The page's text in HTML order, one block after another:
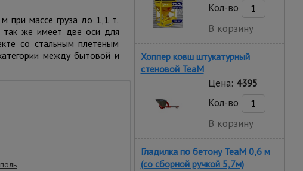
при массе груза до 1,1 т.
так же имеет две оси для
со стальным плетеным
между бытовой и
Кол-во
В корзину
Хоппер ковш штукатурный
стеновой TeaM
Цена: 4395
Кол-во
В корзину
Гладилка по бетону TeaM 0,6 м
(со сборной ручкой 5,7м)